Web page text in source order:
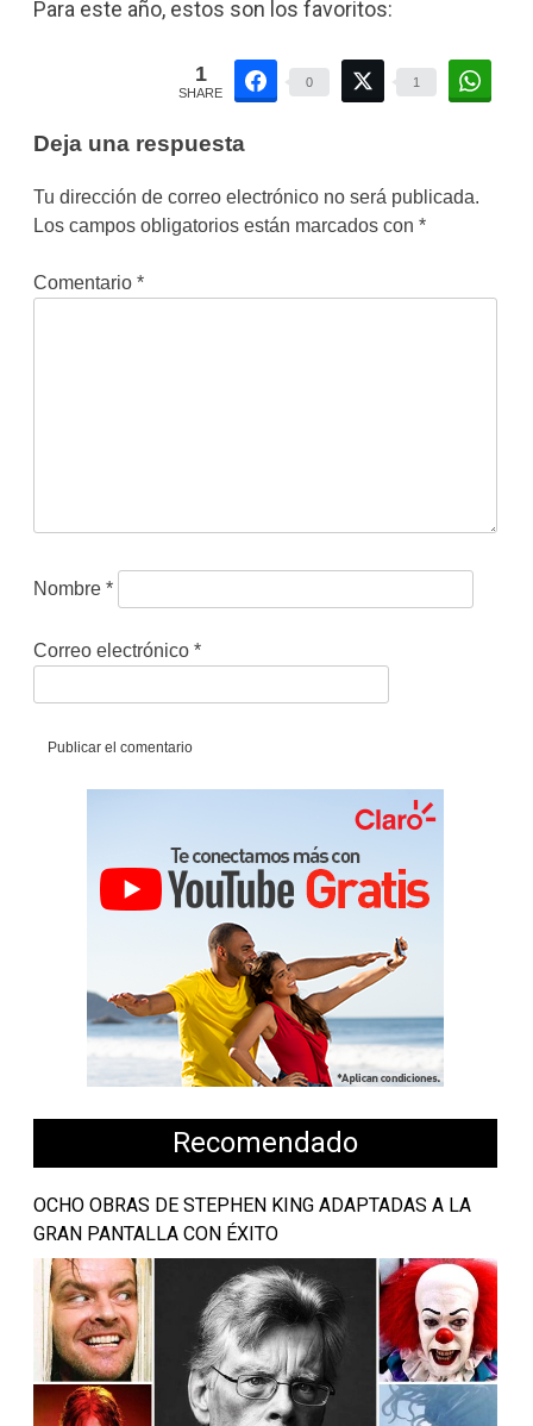
Para este año, estos son los favoritos:
1
SHARE
0 1
Deja una respuesta
Tu dirección de correo electrónico no será publicada.
Los campos obligatorios están marcados con *
Comentario *
Nombre *
Correo electrónico *
Recomendado
OCHO OBRAS DE STEPHEN KING ADAPTADAS A LA
GRAN PANTALLA CON ÉXITO